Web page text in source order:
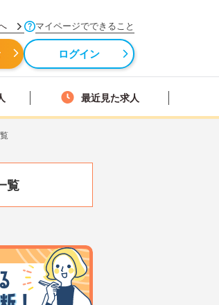
マイページでできること
ログイン
最近見た求人
覧